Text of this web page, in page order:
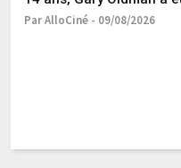
dans ce formidable
Par AlloCiné - 09/08/2026